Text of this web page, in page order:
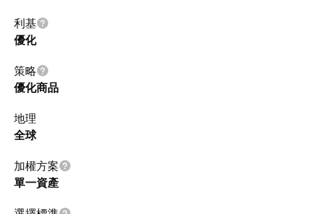
利基
優化
策略
優化商品
地理
全球
加權方案
單一資產